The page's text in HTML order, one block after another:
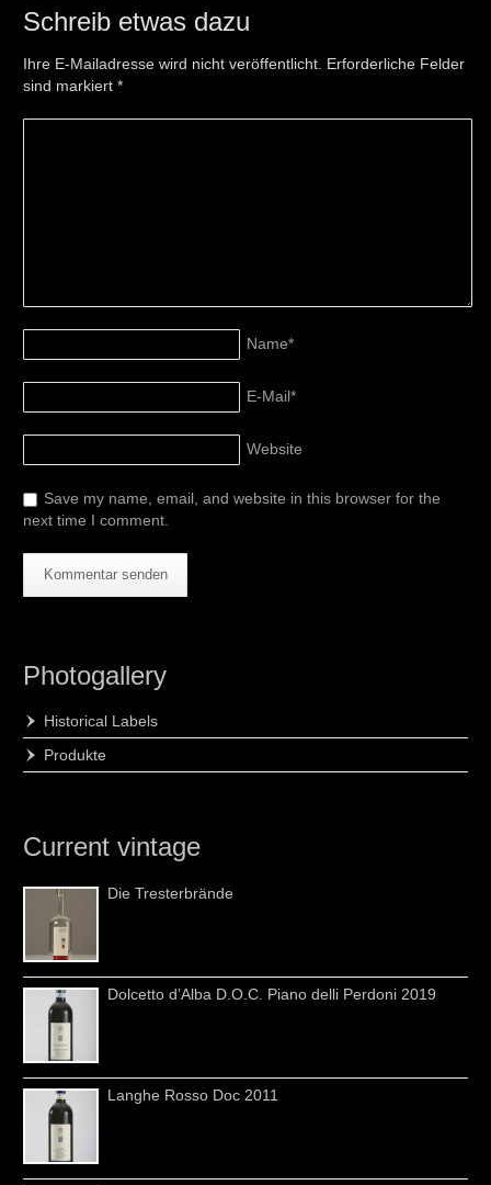
Schreib etwas dazu
Ihre E-Mailadresse wird nicht veröffentlicht. Erforderliche Felder
sind markiert*
Name*
E-Mail*
Website
Save my name, email, and website in this browser for the
next time I comment.
Photogallery
Historical Labels
Produkte
Current vintage
Die Tresterbrände
Dolcetto d’Alba D.O.C. Piano delli Perdoni 2019
Langhe Rosso Doc 2011